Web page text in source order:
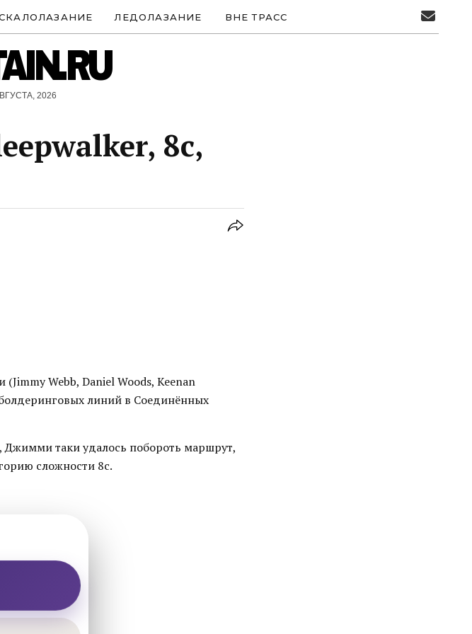
ЛЕДОЛАЗАНИЕ ВНЕ ТРАСС
2026
8c,
Webb, Daniel Woods, Keenan
линий в Соединённых
Джимми таки удалось побороть маршрут,
сложности 8c.